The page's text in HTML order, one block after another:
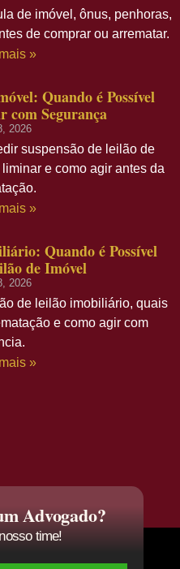
de imóvel, ônus, penhoras,
de comprar ou arrematar.
»
Quando é Possível
com Segurança
2026
suspensão de leilão de
e como agir antes da
»
Quando é Possível
de Imóvel
2026
de leilão imobiliário, quais
e como agir com
»
Advogado?
time!